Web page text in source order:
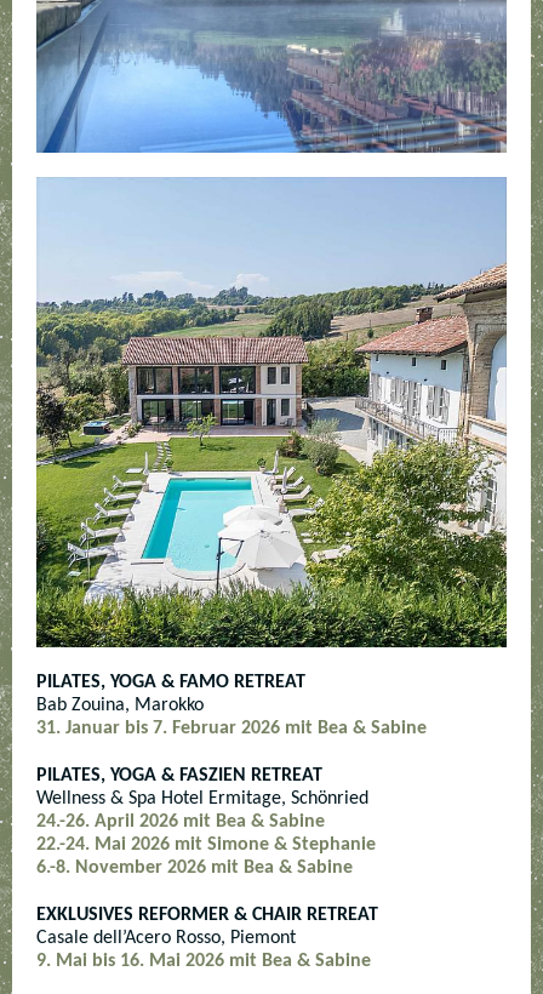
PILATES, YOGA & FAMO RETREAT
Bab Zouina, Marokko
31. Januar bis 7. Februar 2026 mit Bea & Sabine
PILATES, YOGA & FASZIEN RETREAT
Wellness & Spa Hotel Ermitage, Schönried
24.-26. April 2026 mit Bea & Sabine
22.-24. Mai 2026 mit Simone & Stephanie
6.-8. November 2026 mit Bea & Sabine
EXKLUSIVES REFORMER & CHAIR RETREAT
Casale dell’Acero Rosso, Piemont
9. Mai bis 16. Mai 2026 mit Bea & Sabine